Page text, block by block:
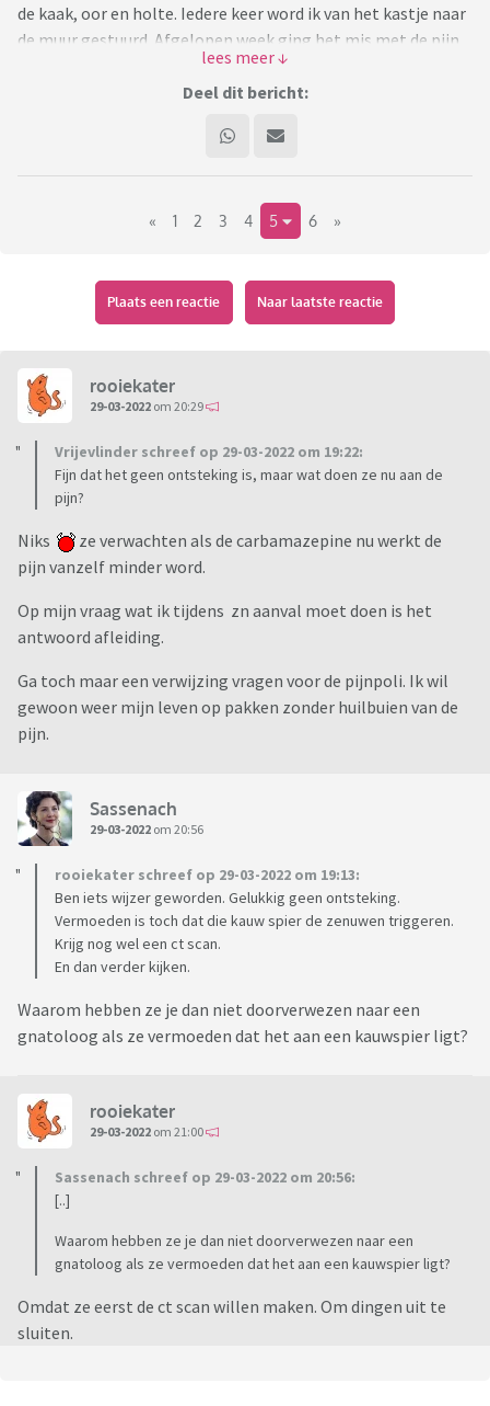
de kaak, oor en holte. Iedere keer word ik van het kastje naar
de muur gestuurd. Afgelopen week ging het mis met de pijn.
Vreselijke pijnscheuten 1 verkeerde beweging en ik verga van
die 3 tak zenuw die klem zit vanuit mijn oor. Komende week
ziekenhuis.
Tot die tijd paracetemol en carbamazepine maar nog is de
Eten lukt niet alleen wat vloeibaar
Deel dit bericht:
« 1 2 3 4 5 6 »
Plaats een reactie Naar laatste reactie
rooiekater
29-03-2022 om 20:29
Vrijevlinder schreef op 29-03-2022 om 19:22:
Fijn dat het geen ontsteking is, maar wat doen ze nu aan de
pijn?
Niks
ze verwachten als de carbamazepine nu werkt de
pijn vanzelf minder word.
Op mijn vraag wat ik tijdens zn aanval moet doen is het
antwoord afleiding.
Ga toch maar een verwijzing vragen voor de pijnpoli. Ik wil
gewoon weer mijn leven op pakken zonder huilbuien van de
pijn.
Sassenach
29-03-2022 om 20:56
rooiekater schreef op 29-03-2022 om 19:13:
Ben iets wijzer geworden. Gelukkig geen ontsteking.
Vermoeden is toch dat die kauw spier de zenuwen triggeren.
Krijg nog wel een ct scan.
En dan verder kijken.
Waarom hebben ze je dan niet doorverwezen naar een
gnatoloog als ze vermoeden dat het aan een kauwspier ligt?
rooiekater
29-03-2022 om 21:00
Sassenach schreef op 29-03-2022 om 20:56:
[..]
Waarom hebben ze je dan niet doorverwezen naar een
gnatoloog als ze vermoeden dat het aan een kauwspier ligt?
Omdat ze eerst de ct scan willen maken. Om dingen uit te
sluiten.